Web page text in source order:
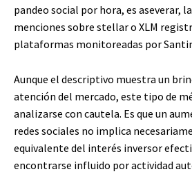
pandeo social por hora, es aseverar,
menciones sobre stellar o XLM
plataformas monitoreadas por
Aunque el descriptivo muestra un
atención del mercado, este tipo de
analizarse con cautela. Es que un
redes sociales no implica
equivalente del interés inversor
encontrarse influido por actividad